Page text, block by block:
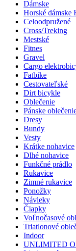
Dámske
Horské
Celoodpružené
Cross/Treking
Mestské
Fitnes
Gravel
Cargo
Fatbike
Cestovateľské
Dirt bicykle
Oblečenie
Pánske
Dresy
Bundy
Vesty
Krátke nohavice
Dlhé nohavice
Funkčné prádlo
Rukavice
Zimné rukavice
Ponožky
Návleky
Čiapky
Voľnočasové
Triatlonové
Indoor
UNLIMITED